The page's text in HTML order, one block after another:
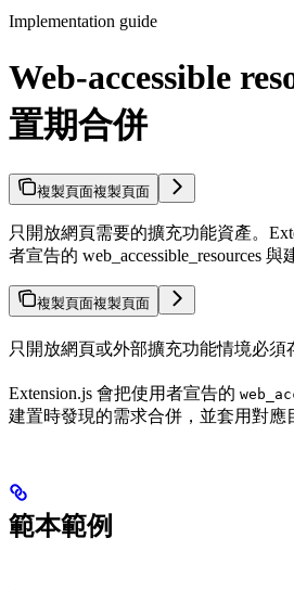
Implementation guide
Web-accessible
置期合併
複製頁面複製頁面
只開放網頁需要的擴充功能資產。
者宣告的 web_accessible_resources 與
複製頁面複製頁面
只開放網頁或外部擴充功能情境必須
Extension.js 會把使用者宣告的
建置時發現的需求合併，並套用對應
範本範例